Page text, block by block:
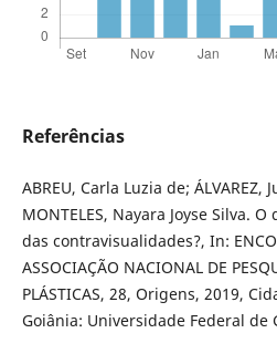
Referências
ABREU, Carla Luzia de; ÁLVAREZ,
MONTELES, Nayara Joyse Silva.
das contravisualidades?, In:
ASSOCIAÇÃO NACIONAL DE
PLÁSTICAS, 28, Origens, 2019,
Goiânia: Universidade Federal de